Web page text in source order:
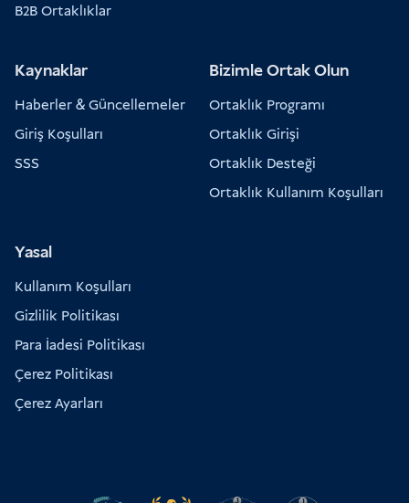
B2B Ortaklıklar
Kaynaklar
Haberler & Güncellemeler
Giriş Koşulları
SSS
Bizimle Ortak Olun
Ortaklık Programı
Ortaklık Girişi
Ortaklık Desteği
Ortaklık Kullanım Koşulları
Yasal
Kullanım Koşulları
Gizlilik Politikası
Para İadesi Politikası
Çerez Politikası
Çerez Ayarları